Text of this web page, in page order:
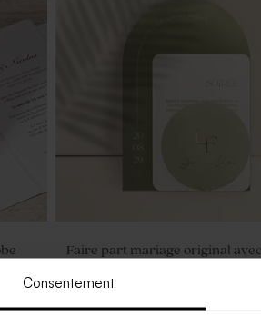
Consentement
Faire part mariage original avec